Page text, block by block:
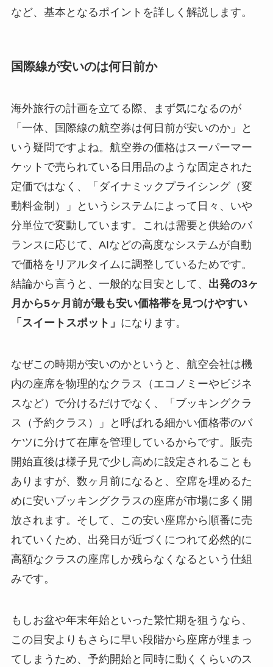
など、基本となるポイントを詳しく解説します。
国際線が安いのは何日前か
海外旅行の計画を立てる際、まず気になるのが
「一体、国際線の航空券は何日前が安いのか」と
いう疑問ですよね。航空券の価格はスーパーマー
ケットで売られている日用品のような固定された
定価ではなく、「ダイナミックプライシング（変
動料金制）」というシステムによって日々、いや
分単位で変動しています。これは需要と供給のバ
ランスに応じて、AIなどの高度なシステムが自動
で価格をリアルタイムに調整しているためです。
結論から言うと、一般的な目安として、 出発の3ヶ
月から5ヶ月前が最も安い価格帯を見つけやすい
「スイートスポット」 になります。
なぜこの時期が安いのかというと、航空会社は機
内の座席を物理的なクラス（エコノミーやビジネ
スなど）で分けるだけでなく、「ブッキングクラ
ス（予約クラス）」と呼ばれる細かい価格帯のバ
ケツに分けて在庫を管理しているからです。販売
開始直後は様子見で少し高めに設定されることも
ありますが、数ヶ月前になると、空席を埋めるた
めに安いブッキングクラスの座席が市場に多く開
放されます。そして、この安い座席から順番に売
れていくため、出発日が近づくにつれて必然的に
高額なクラスの座席しか残らなくなるという仕組
みです。
もしお盆や年末年始といった繁忙期を狙うなら、
この目安よりもさらに早い段階から座席が埋まっ
てしまうため、予約開始と同時に動くくらいのス